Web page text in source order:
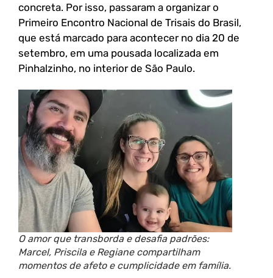
concreta. Por isso, passaram a organizar o
Primeiro Encontro Nacional de Trisais do Brasil,
que está marcado para acontecer no dia 20 de
setembro, em uma pousada localizada em
Pinhalzinho, no interior de São Paulo.
O amor que transborda e desafia padrões:
Marcel, Priscila e Regiane compartilham
momentos de afeto e cumplicidade em família.